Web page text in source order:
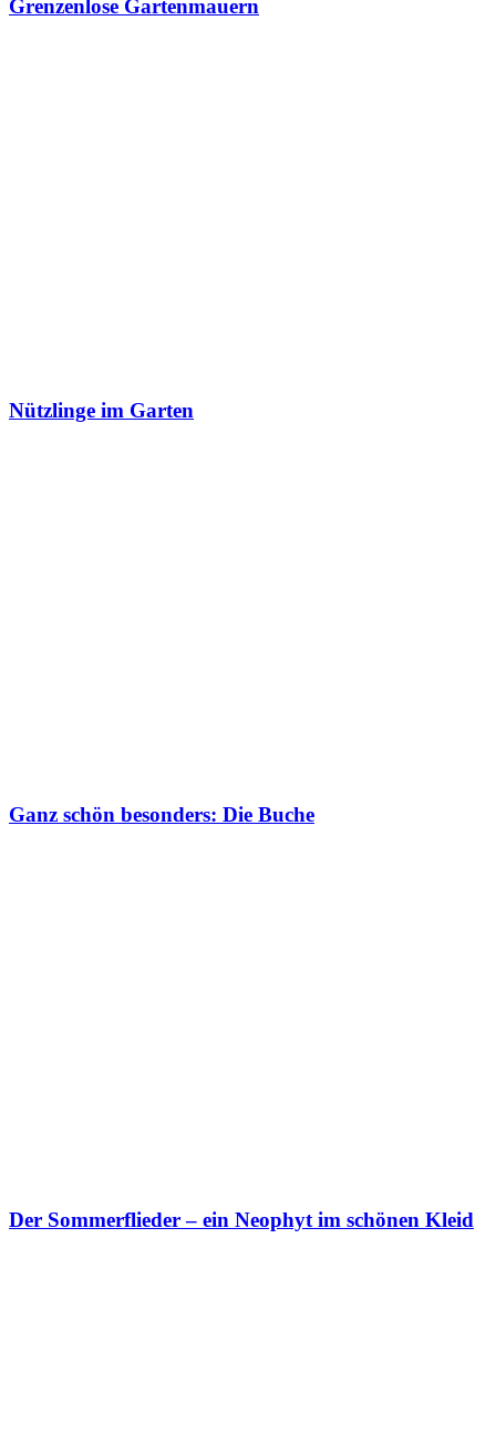
Grenzenlose Gartenmauern
Nützlinge im Garten
Ganz schön besonders: Die Buche
Der Sommerflieder – ein Neophyt im schönen Kleid